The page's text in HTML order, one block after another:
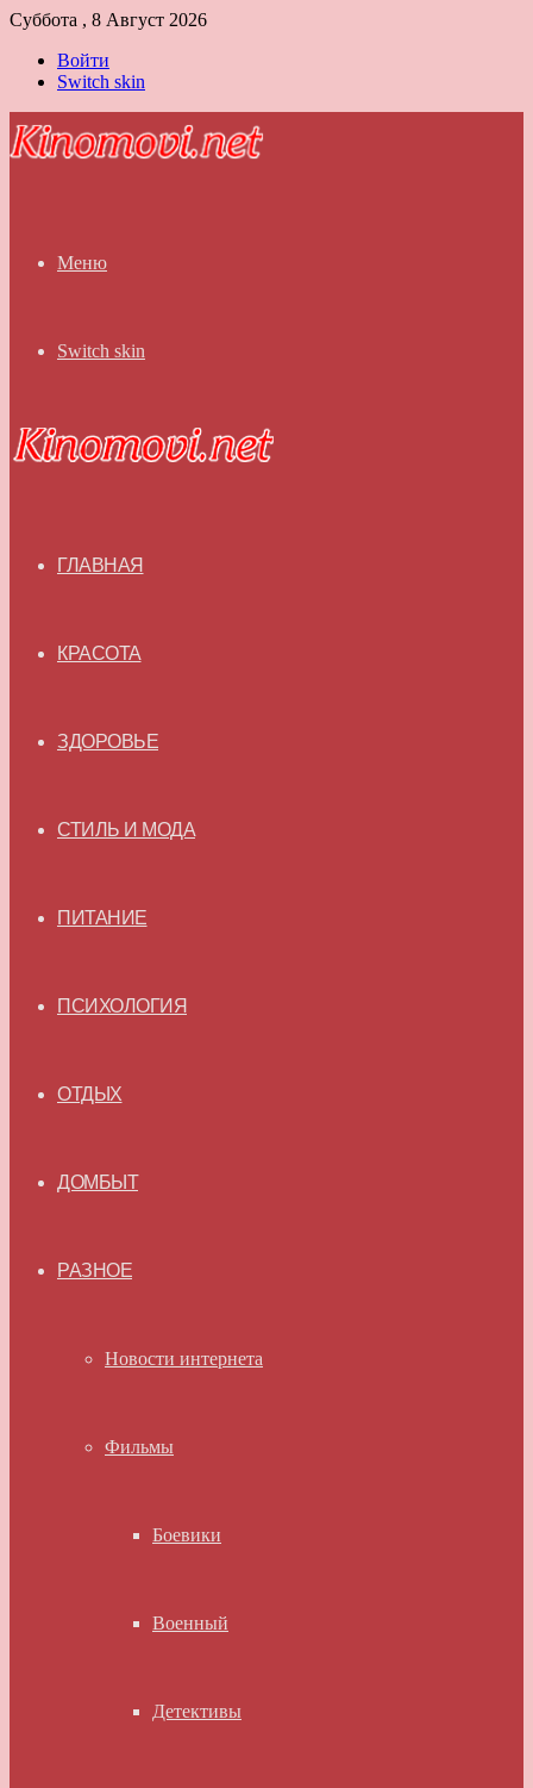
Суббота , 8 Август 2026
Войти
Switch skin
Меню
Switch skin
ГЛАВНАЯ
КРАСОТА
ЗДОРОВЬЕ
СТИЛЬ И МОДА
ПИТАНИЕ
ПСИХОЛОГИЯ
ОТДЫХ
ДОМБЫТ
РАЗНОЕ
Новости интернета
Фильмы
Боевики
Военный
Детективы